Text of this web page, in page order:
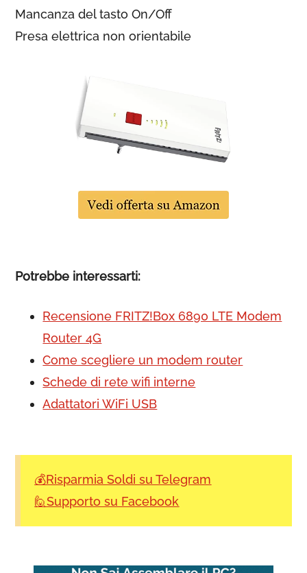
Mancanza del tasto On/Off
Presa elettrica non orientabile
Potrebbe interessarti:
Recensione FRITZ!Box 6890 LTE Modem
Router 4G
Come scegliere un modem router
Schede di rete wifi interne
Adattatori WiFi USB
💰Risparmia Soldi su Telegram
🙋Supporto su Facebook